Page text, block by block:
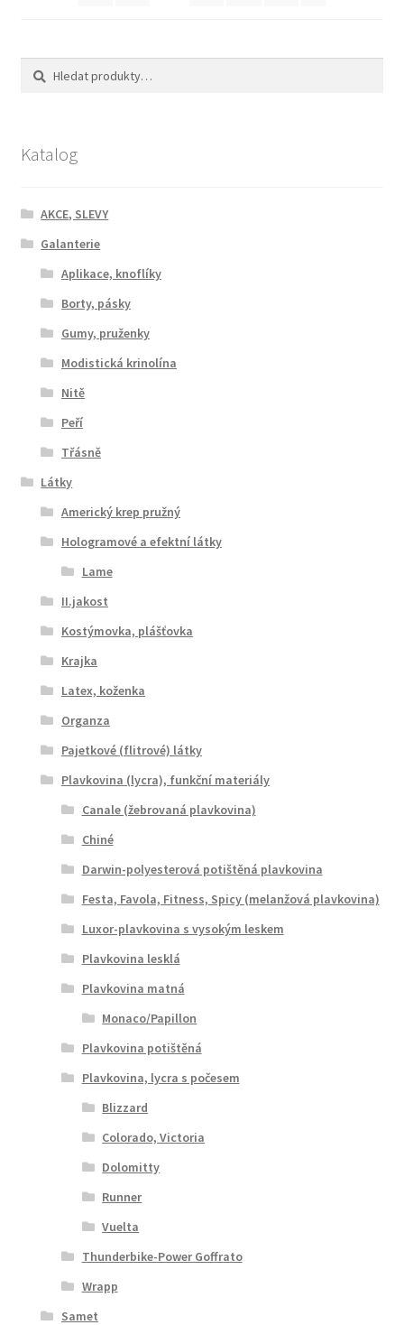
Hledat:
Hledat
Katalog
AKCE, SLEVY
Galanterie
Aplikace, knoflíky
Borty, pásky
Gumy, pruženky
Modistická krinolína
Nitě
Peří
Třásně
Látky
Americký krep pružný
Hologramové a efektní látky
Lame
II.jakost
Kostýmovka, plášťovka
Krajka
Latex, koženka
Organza
Pajetkové (flitrové) látky
Plavkovina (lycra), funkční materiály
Canale (žebrovaná plavkovina)
Chiné
Darwin-polyesterová potištěná plavkovina
Festa, Favola, Fitness, Spicy (melanžová plavkovina)
Luxor-plavkovina s vysokým leskem
Plavkovina lesklá
Plavkovina matná
Monaco/Papillon
Plavkovina potištěná
Plavkovina, lycra s počesem
Blizzard
Colorado, Victoria
Dolomitty
Runner
Vuelta
Thunderbike-Power Goffrato
Wrapp
Samet